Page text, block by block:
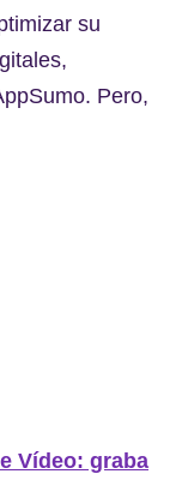
su
Pero,
Vídeo: graba